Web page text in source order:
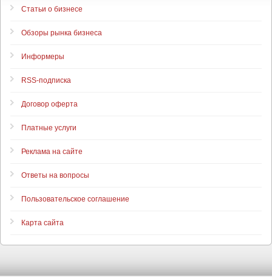
Статьи о бизнесе
Обзоры рынка бизнеса
Информеры
RSS-подписка
Договор оферта
Платные услуги
Реклама на сайте
Ответы на вопросы
Пользовательское соглашение
Карта сайта